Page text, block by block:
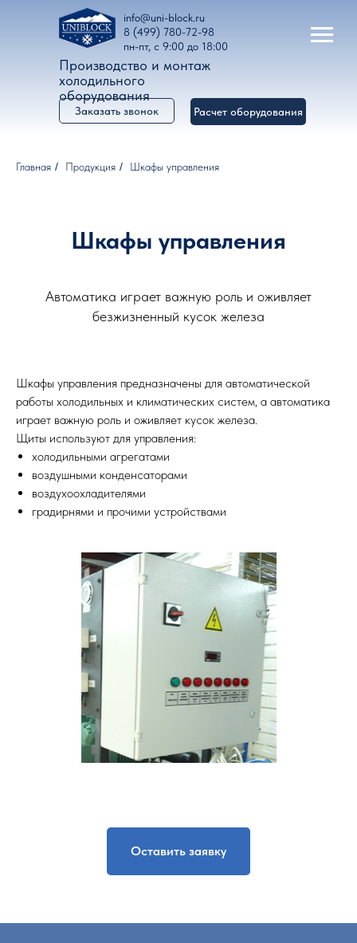
Производство и монтаж
холодильного
оборудования
8 (499) 780-72-98
info@uni-block.ru
пн-пт, с 9:00 до 18:00
Расчет оборудования
Заказать звонок
Главная / Продукция / Шкафы управления
Шкафы управления
Автоматика играет важную роль и оживляет
безжизненный кусок железа
Шкафы управления предназначены для автоматической
работы холодильных и климатических систем, а автоматика
играет важную роль и оживляет кусок железа.
Щиты используют для управления:
холодильными агрегатами
воздушными конденсаторами
воздухоохладителями
градирнями и прочими устройствами
Оставить заявку